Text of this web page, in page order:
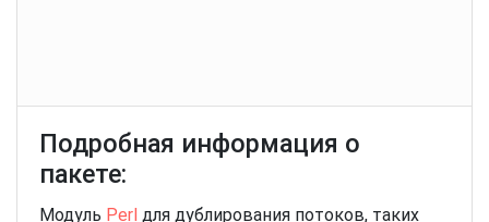
Подробная информация о
пакете:
Модуль Perl для дублирования потоков, таких